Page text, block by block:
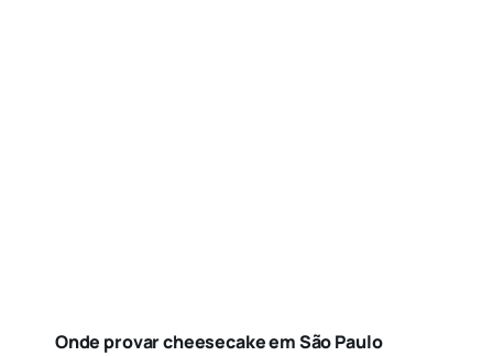
Onde provar cheesecake em São Paulo